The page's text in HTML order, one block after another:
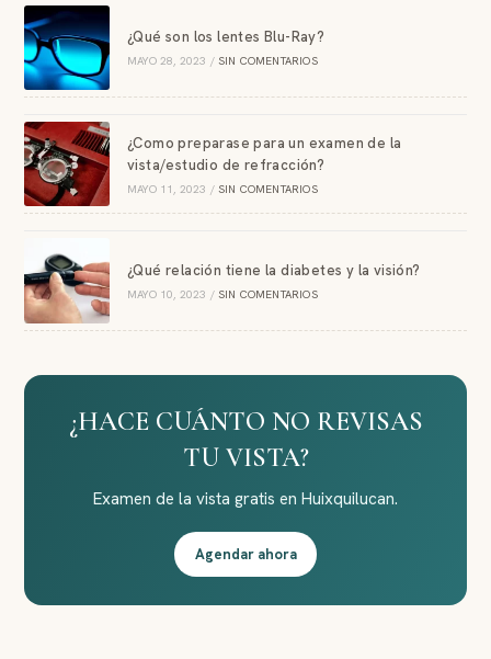
¿Qué son los lentes Blu-Ray?
MAYO 28, 2023 / SIN COMENTARIOS
¿Como preparase para un examen de la
vista/estudio de refracción?
MAYO 11, 2023 / SIN COMENTARIOS
¿Qué relación tiene la diabetes y la visión?
MAYO 10, 2023 / SIN COMENTARIOS
¿HACE CUÁNTO NO REVISAS
TU VISTA?
Examen de la vista gratis en Huixquilucan.
Agendar ahora